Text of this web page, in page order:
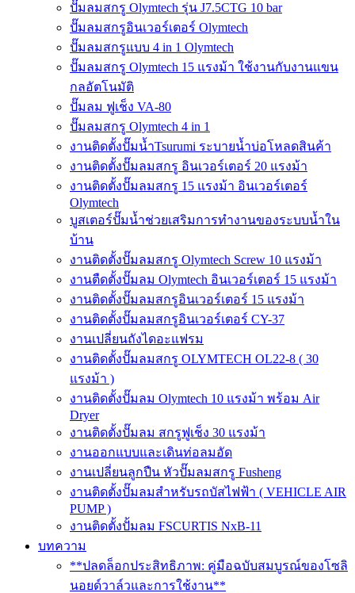
ปั๊มลมสกรู Olymtech รุ่น J7.5CTG 10 bar
ปั๊มลมสกรูอินเวอร์เตอร์ Olymtech
ปั๊มลมสกรูแบบ 4 in 1 Olymtech
ปั๊มลมสกรู Olymtech 15 แรงม้า ใช้งานกับงานแขน
กลอัตโนมัติ
ปั๊มลม ฟูเช็ง VA-80
ปั๊มลมสกรู Olymtech 4 in 1
งานติดตั้งปั๊มน้ำTsurumi ระบายน้ำบ่อโหลดสินค้า
งานติดตั้งปั๊มลมสกรู อินเวอร์เตอร์ 20 แรงม้า
งานติดตั้งปั๊มลมสกรู 15 แรงม้า อินเวอร์เตอร์
Olymtech
บูสเตอร์ปั๊มน้ำช่วยเสริมการทำงานของระบบน้ำใน
บ้าน
งานติดตั้งปั๊มลมสกรู Olymtech Screw 10 แรงม้า
งานตืดตั้งปั๊มลม Olymtech อินเวอร์เตอร์ 15 แรงม้า
งานติดตั้งปั๊มลมสกรูอินเวอร์เตอร์ 15 แรงม้า
งานติดตั้งปั๊มลมสกรูอินเวอร์เตอร์ CY-37
งานเปลี่ยนถังไดอะแฟรม
งานติดตั้งปั๊มลมสกรู OLYMTECH OL22-8 ( 30
แรงม้า )
งานติดตั้งปั๊มลม Olymtech 10 แรงม้า พร้อม Air
Dryer
งานติดตั้งปั๊มลม สกรูฟูเช็ง 30 แรงม้า
งานออกแบบและเดินท่อลมอัด
งานเปลี่ยนลูกปืน หัวปั๊มลมสกรู Fusheng
งานติดตั้งปั๊มลมสำหรับรถบัสไฟฟ้า ( VEHICLE AIR
PUMP )
งานติดตั้งปั้มลม FSCURTIS NxB-11
บทความ
**ปลดล็อกประสิทธิภาพ: คู่มือฉบับสมบูรณ์ของโซลิ
นอยด์วาล์วและการใช้งาน**